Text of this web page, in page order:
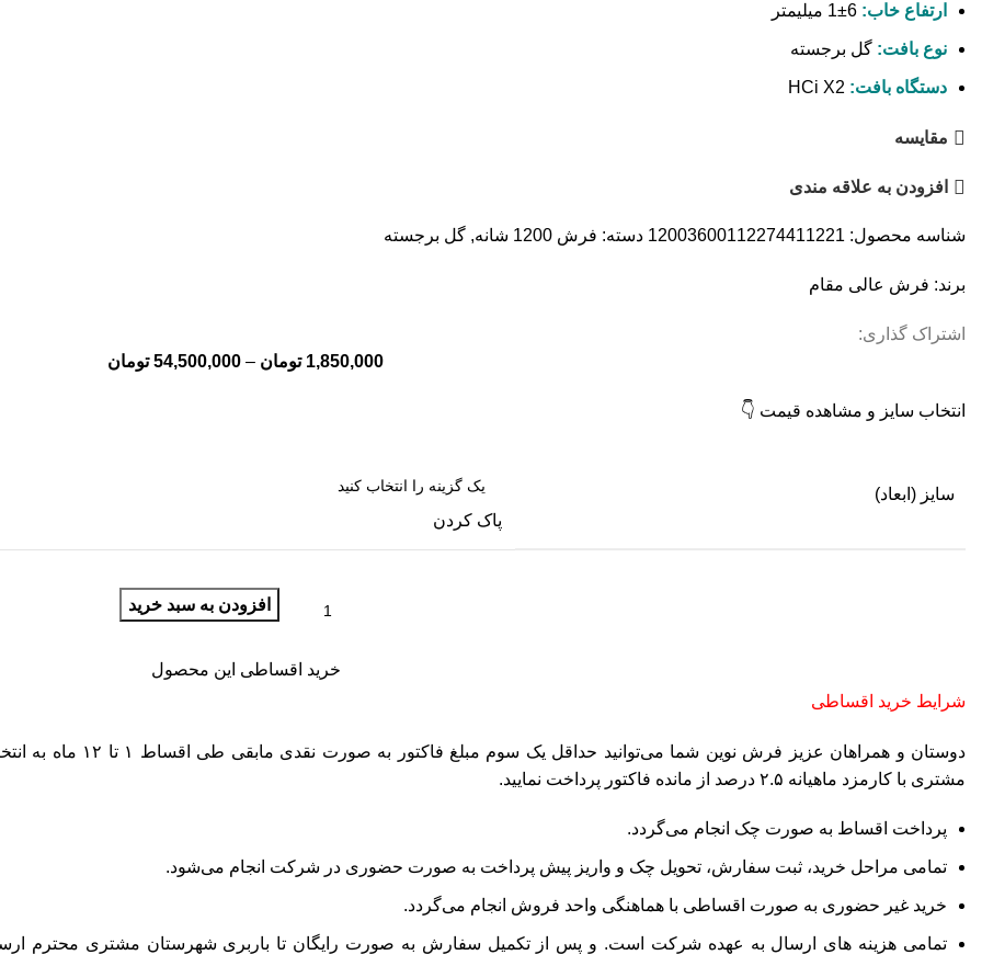
ارتفاع خاب:
نوع بافت: گل برجسته
دستگاه بافت:
مقایسه
افزودن به علاقه مندی
شناسه محصول: 12003600112274411221 دسته: فرش 1200 شانه , گل برجسته
برند: فرش عالی مقام
اشتراک گذاری:
1,850,000 تومان –
54,500,000 تومان
انتخاب سایز و مشاهده قیمت 👇
سایز (ابعاد)
پاک کردن
افزودن به سبد خرید
خرید اقساطی این محصول
شرایط خرید اقساطی
دوستان و همراهان عزیز فرش نوین شما می‌توانید حداقل یک سوم مبلغ فاکتور به صورت نقدی مابقی
مشتری با کارمزد ماهیانه ۲.۵ درصد از مانده فاکتور پرداخت نمایید.
پرداخت اقساط به صورت چک انجام می‌گردد.
تمامی مراحل خرید، ثبت سفارش، تحویل چک و واریز پیش پرداخت به صورت حضوری در شرکت انجام می‌شود.
خرید غیر حضوری به صورت اقساطی با هماهنگی واحد فروش انجام می‌گردد.
تمامی هزینه های ارسال به عهده شرکت است. و پس از تکمیل سفارش به صورت رایگان تا باربری شهرستان مشتری محترم